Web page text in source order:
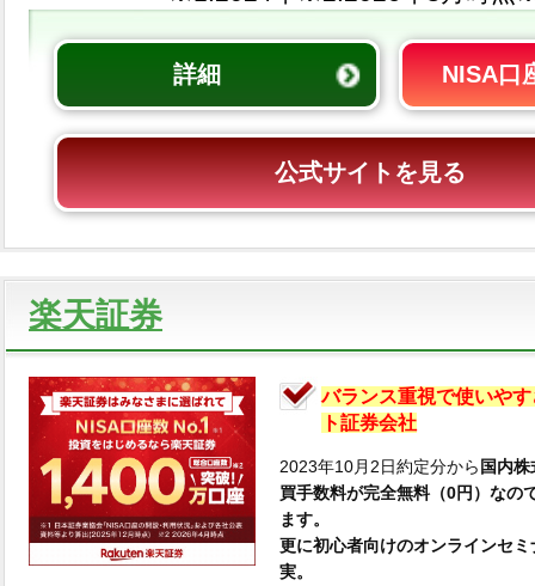
詳細 NISA口
公式サイトを見る
楽天証券
バランス重視で使いや
ト証券会社
2023年10月2日約定分から 国内
買手数料が完全無料（0円）なの
ます。
更に初心者向けのオンラインセ
実。